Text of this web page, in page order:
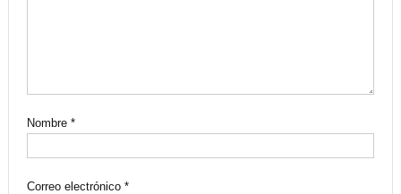
Nombre *
Correo electrónico *